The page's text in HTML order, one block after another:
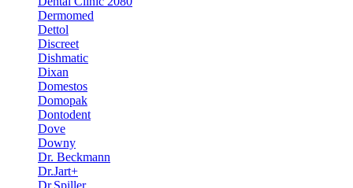
Dermomed
Dettol
Discreet
Dishmatic
Dixan
Domestos
Domopak
Dontodent
Dove
Downy
Dr. Beckmann
Dr.Jart+
Dr.Spiller